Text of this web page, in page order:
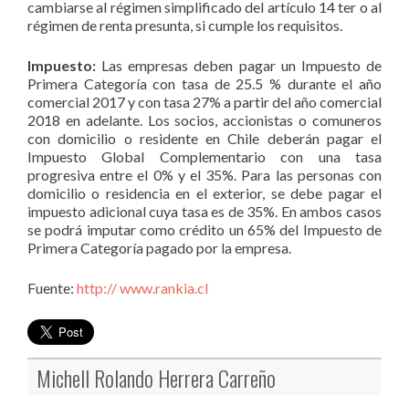
cambiarse al régimen simplificado del artículo 14 ter o al
régimen de renta presunta, si cumple los requisitos.
Impuesto: Las empresas deben pagar un Impuesto de
Primera Categoría con tasa de 25.5 % durante el año
comercial 2017 y con tasa 27% a partir del año comercial
2018 en adelante. Los socios, accionistas o comuneros
con domicilio o residente en Chile deberán pagar el
Impuesto Global Complementario con una tasa
progresiva entre el 0% y el 35%. Para las personas con
domicilio o residencia en el exterior, se debe pagar el
impuesto adicional cuya tasa es de 35%. En ambos casos
se podrá imputar como crédito un 65% del Impuesto de
Primera Categoría pagado por la empresa.
Fuente: http:// www.rankia.cl
Michell Rolando Herrera Carreño